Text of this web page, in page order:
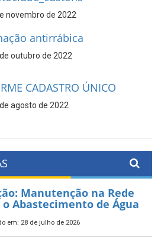
novembro de 2022
antirrábica
outubro de 2022
CADASTRO ÚNICO
agosto de 2022
Manutenção na Rede
Abastecimento de Água
em: 28 de julho de 2026